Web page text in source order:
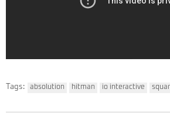
Tags: absolution hitman io interactive